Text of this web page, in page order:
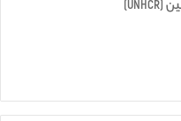
المصدر: المفوضية السامية لشؤون اللاجئين (UNHCR)